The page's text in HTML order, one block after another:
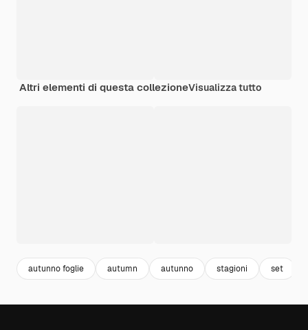
Altri elementi di questa collezioneVisualizza tutto
autunno foglie autumn autunno stagioni set